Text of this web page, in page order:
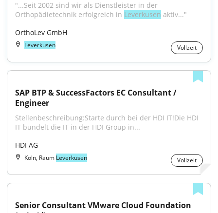
"...Seit 2002 sind wir als Dienstleister in der
Orthopädietechnik erfolgreich in Leverkusen aktiv..."
OrthoLev GmbH
Leverkusen Vollzeit
SAP BTP & SuccessFactors EC Consultant /
Engineer
Stellenbeschreibung:Starte durch bei der HDI IT!Die HDI
IT bündelt die IT in der HDI Group in...
HDI AG
Köln, Raum Leverkusen Vollzeit
Senior Consultant VMware Cloud Foundation